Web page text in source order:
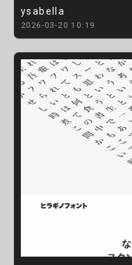
ysabella
2026-03-20 10:19